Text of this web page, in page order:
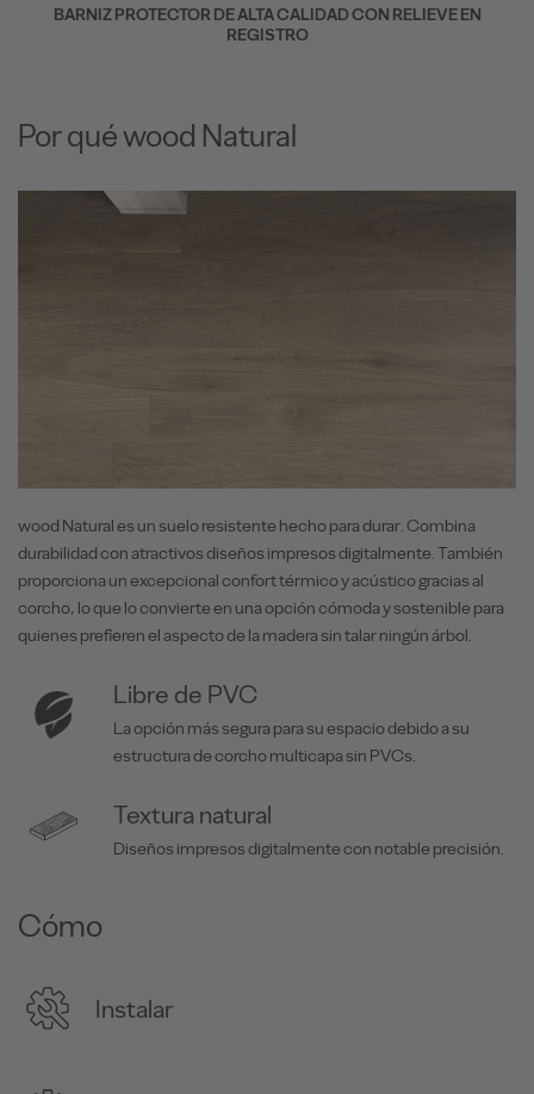
BARNIZ PROTECTOR DE ALTA CALIDAD CON RELIEVE EN
REGISTRO
Por qué wood Natural
wood Natural es un suelo resistente hecho para durar. Combina
durabilidad con atractivos diseños impresos digitalmente. También
proporciona un excepcional confort térmico y acústico gracias al
corcho, lo que lo convierte en una opción cómoda y sostenible para
quienes prefieren el aspecto de la madera sin talar ningún árbol.
Libre de PVC
La opción más segura para su espacio debido a su
estructura de corcho multicapa sin PVCs.
Textura natural
Diseños impresos digitalmente con notable precisión.
Cómo
Instalar